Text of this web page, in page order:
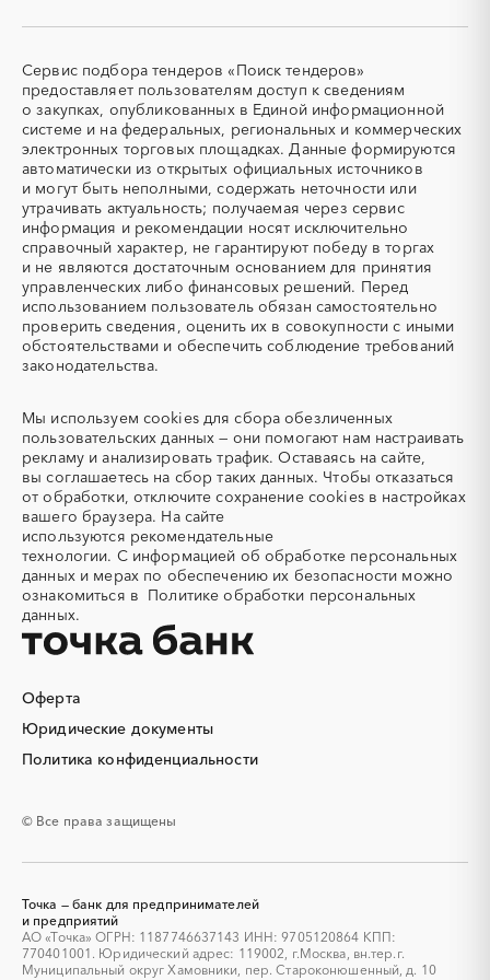
СКУД
СОЖ (смазочно-
ТЭН
(Теплоэлектронагреватель)
УДС (установки
депарафинизации скважин)
УКПГ
ЯТЭК
Аварийные работы
Авиаперевозка
Авиационные работы
Авиационные работы
вертолетами
Автобус
Автовозы
Автогрейдер
Автозапчасти
Автоматизация
Автомобили
Автомобильные весы
Авторский надзор
Автотранспорт
Автоцистерны пожарные
Адсорбенты
Акварель
Аквариумы
Аккумуляторы
Алкогольная продукция
Алмазное бурение
Алмазная резка
Алюминиевые
конструкции
Алюминий
Аммоний
Ангар
Антенны
Антискалант
Аппараты воздушного
Аренда автобусов
Аренда погрузчика
Аренда спецтехники с
свай
Аудиоролики
Аутсорсинг
Аутсорсинг персонала
Аутстаффинг
Базы данных
Магаданская область
Марий Эл
Московская область
Мурманская область
Ненецкий AО
Нижегородская область
Новгородская область
Новосибирская область
Омская область
Оренбургская область
Орловская область
Пензенская область
Пермский край
Приморский край
Псковская область
Ростовская область
Рязанская область
Самарская область
Санкт-Петербург
Саратовская область
Сахалинская область
Свердловская область
Севастополь
Тамбовская область
Татарстан
Тверская область
Томская область
Тульская область
Тыва
Тюменская область
Удмуртская республика
Ульяновская область
Хабаровский край
Хакасия
Ханты-Мансийский
Автономный округ - Югра
Челябинская область
Чувашская республика
Ярославская область
Оферта
Юридические документы
Политика конфиденциальности
© Все права защищены
Сервис подбора тендеров «Поиск тендеров»
предоставляет пользователям доступ к сведениям
о закупках, опубликованных в Единой информационной
системе и на федеральных, региональных и коммерческих
электронных торговых площадках. Данные формируются
автоматически из открытых официальных источников
и могут быть неполными, содержать неточности или
утрачивать актуальность; получаемая через сервис
информация и рекомендации носят исключительно
справочный характер, не гарантируют победу в торгах
и не являются достаточным основанием для принятия
управленческих либо финансовых решений. Перед
использованием пользователь обязан самостоятельно
проверить сведения, оценить их в совокупности с иными
обстоятельствами и обеспечить соблюдение требований
законодательства.
Мы используем cookies для сбора обезличенных
пользовательских данных — они помогают нам настраивать
рекламу и анализировать трафик. Оставаясь на сайте,
вы соглашаетесь на сбор таких данных. Чтобы отказаться
от обработки, отключите сохранение cookies в настройках
вашего браузера. На сайте
используются рекомендательные
технологии. С информацией об обработке персональных
данных и мерах по обеспечению их безопасности можно
ознакомиться в Политике обработки персональных
данных.
Точка — банк для предпринимателей
и предприятий
АО «Точка» ОГРН: 1187746637143 ИНН: 9705120864 КПП:
770401001. Юридический адрес: 119002, г.Москва, вн.тер.г.
Муниципальный округ Хамовники, пер. Староконюшенный, д. 10